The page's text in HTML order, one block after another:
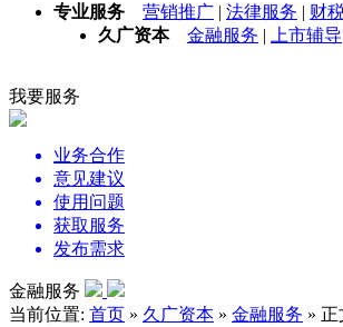
专业服务 营销推广 | 法律服务 | 财
久广资本
金融服务 | 上市辅导
我要服务
业务合作
意见建议
使用问题
获取服务
发布需求
金融服务
当前位置: 首页 » 久广资本 » 金融服务 » 正